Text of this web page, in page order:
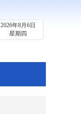
2026年8月6日
星期四